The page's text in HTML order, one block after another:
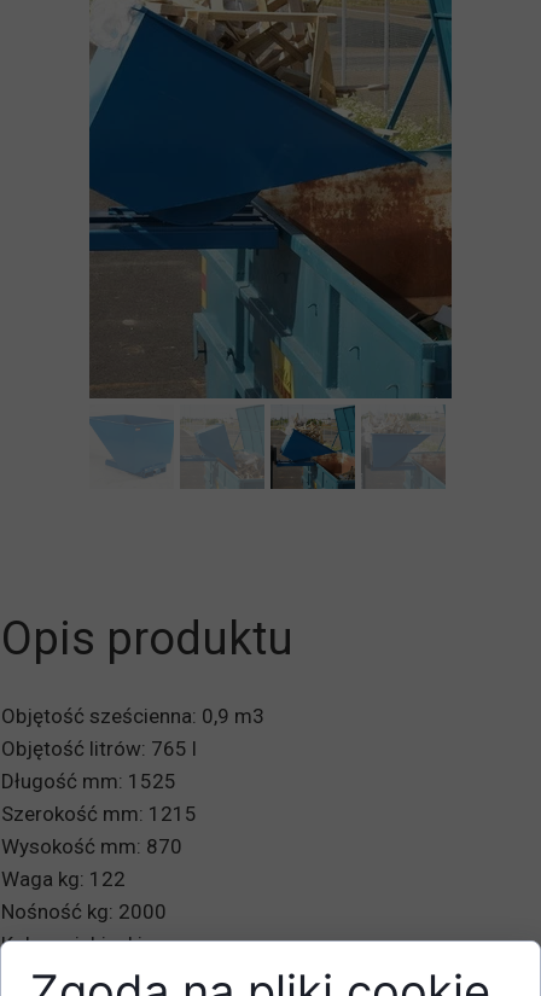
Opis produktu
Objętość sześcienna: 0,9 m3
Objętość litrów: 765 l
Długość mm: 1525
Szerokość mm: 1215
Wysokość mm: 870
Waga kg: 122
Nośność kg: 2000
Kolor : niebieski